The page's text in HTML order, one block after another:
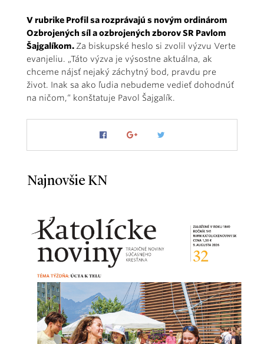
V rubrike Profil sa rozprávajú s novým ordinárom
Ozbrojených síl a ozbrojených zborov SR Pavlom
Šajgalíkom. Za biskupské heslo si zvolil výzvu Verte
evanjeliu. „Táto výzva je výsostne aktuálna, ak
chceme nájsť nejaký záchytný bod, pravdu pre
život. Inak sa ako ľudia nebudeme vedieť dohodnúť
na ničom,“ konštatuje Pavol Šajgalík.
Najnovšie KN